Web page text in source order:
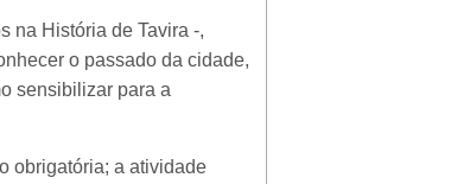
na História de Tavira -,
o passado da cidade,
sensibilizar para a
obrigatória; a atividade